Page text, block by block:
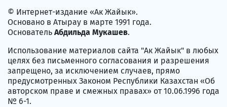
© Интернет-издание «Ак Жайык».
Основано в Атырау в марте 1991 года.
Основатель Абдильда Мукашев.
Использование материалов сайта "Ак Жайык" в любых
целях без письменного согласования и разрешения
запрещено, за исключением случаев, прямо
предусмотренных Законом Республики Казахстан «Об
авторском праве и смежных правах» от 10.06.1996 года
№ 6-1.